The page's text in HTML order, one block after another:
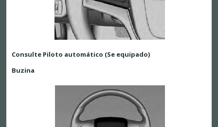
Consulte Piloto automático (Se equipado)
Buzina